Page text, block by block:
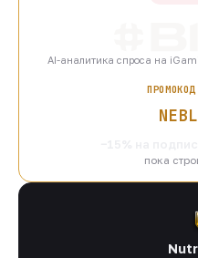
AI-аналитика спроса на
ПРОМОКОД
пока